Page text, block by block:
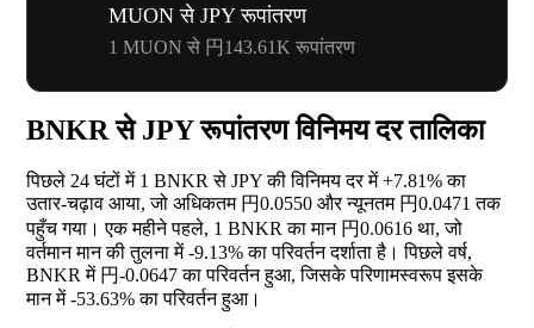
MUON से JPY रूपांतरण
1 MUON से 円143.61K रूपांतरण
BNKR से JPY रूपांतरण विनिमय दर तालिका
पिछले 24 घंटों में 1 BNKR से JPY की विनिमय दर में+7.81%का
उतार-चढ़ाव आया, जो अधिकतम 円0.0550 और न्यूनतम 円0.0471 तक
पहुँच गया। एक महीने पहले, 1 BNKR का मान 円0.0616 था, जो
वर्तमान मान की तुलना में-9.13%का परिवर्तन दर्शाता है। पिछले वर्ष,
BNKR में 円-0.0647 का परिवर्तन हुआ, जिसके परिणामस्वरूप इसके
मान में-53.63%का परिवर्तन हुआ।